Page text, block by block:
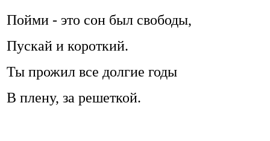
Пойми - это сон был свободы,
Пускай и короткий.
Ты прожил все долгие годы
В плену, за решеткой.